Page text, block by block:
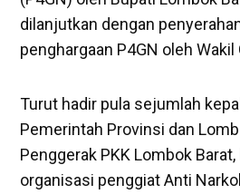
dilanjutkan dengan
penghargaan P4GN oleh Wakil
Turut hadir pula sejumlah
Pemerintah Provinsi dan
Penggerak PKK Lombok
organisasi penggiat Anti